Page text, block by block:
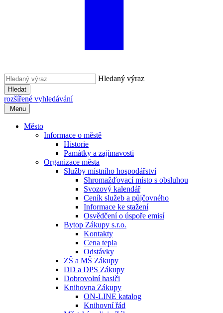
Hledaný výraz
Hledat
rozšířené vyhledávání
Menu
Město
Informace o městě
Historie
Památky a zajímavosti
Organizace města
Služby místního hospodářství
Shromažďovací místo s obsluhou
Svozový kalendář
Ceník služeb a půjčovného
Informace ke stažení
Osvědčení o úspoře emisí
Bytop Zákupy s.r.o.
Kontakty
Cena tepla
Odstávky
ZŠ a MŠ Zákupy
DD a DPS Zákupy
Dobrovolní hasiči
Knihovna Zákupy
ON-LINE katalog
Knihovní řád